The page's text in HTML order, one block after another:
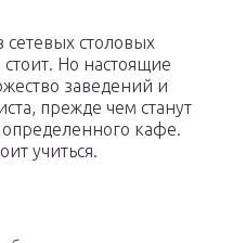
столовых
стоит. Но настоящие
заведений и
прежде чем станут
кафе.
учиться.